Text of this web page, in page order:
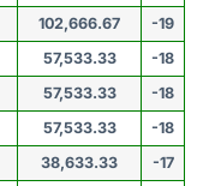
102,666.67
-19
57,533.33
-18
57,533.33
-18
57,533.33
-18
38,633.33
-17